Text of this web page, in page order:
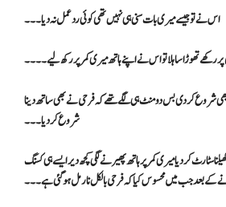
اس نے تو جیسے میری بات سنی ہی نہیں تھی کوئی ردعمل نہ دیا۔۔۔
تھوڑا سا ہلا تو اس نے اپنے ہاتھ میری کمر پر رکھ لیے۔۔۔۔
شروع کر دی بس دو منٹ ہی لگے تھے کہ فرحی نے بھی ساتھ دینا
شروع کر دیا۔۔۔
کر دیا میری کمر پر ہاتھ پھیرنے لگی کچھ دیر ایسے ہی کسنگ
کے بعد جب میں محسوس کیا کہ فرحی بالکل نارمل ہو گئی ہے ۔۔۔